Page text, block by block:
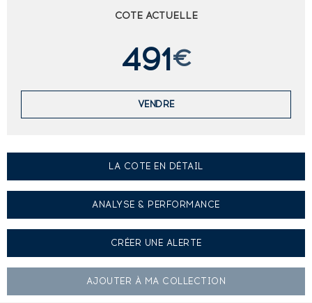
COTE ACTUELLE
491€
VENDRE
LA COTE EN DÉTAIL
ANALYSE & PERFORMANCE
CRÉER UNE ALERTE
AJOUTER À MA COLLECTION